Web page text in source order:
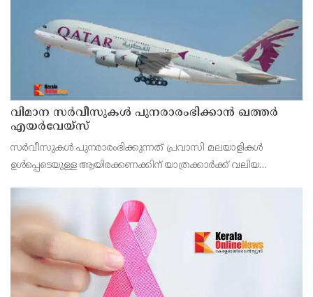
വിമാന സര്‍വീസുകള്‍ പുനരാരംഭിക്കാന്‍ ഖത്തര്‍
എയര്‍വേയ്‌സ്
സര്‍വീസുകള്‍ പുനരാരംഭിക്കുന്നത് പ്രവാസി മലയാളികള്‍
ഉള്‍പ്പെടെയുള്ള ആയിരക്കണക്കിന് യാത്രക്കാര്‍ക്ക് വലിയ